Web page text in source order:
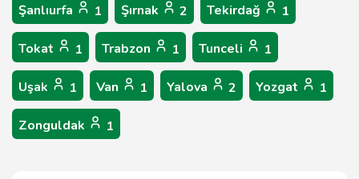
Şanlıurfa 1 Şırnak 2 Tekirdağ 1
Tokat 1 Trabzon 1 Tunceli 1
Uşak 1 Van 1 Yalova 2 Yozgat 1
Zonguldak 1